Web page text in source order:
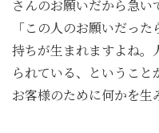
さんのお願いだから急い
「この人のお願いだっ
持ちが生まれますよね。
られている、ということ
お客様のために何かを生